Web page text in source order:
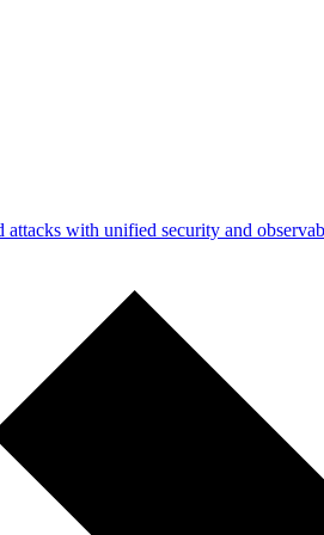
attacks with unified security and